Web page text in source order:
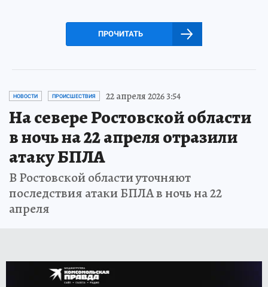
ПРОЧИТАТЬ
НОВОСТИ ПРОИСШЕСТВИЯ 22 апреля 2026 3:54
На севере Ростовской области
в ночь на 22 апреля отразили
атаку БПЛА
В Ростовской области уточняют
последствия атаки БПЛА в ночь на 22
апреля